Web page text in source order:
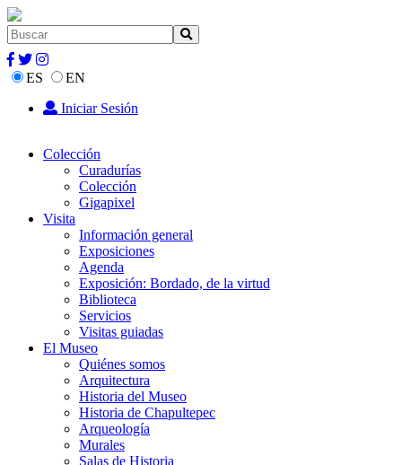
ES
EN
Iniciar Sesión
Colección
Curadurías
Colección
Gigapixel
Visita
Información general
Exposiciones
Agenda
Exposición: Bordado, de la virtud
Biblioteca
Servicios
Visitas guiadas
El Museo
Quiénes somos
Arquitectura
Historia del Museo
Historia de Chapultepec
Arqueología
Murales
Salas de Historia